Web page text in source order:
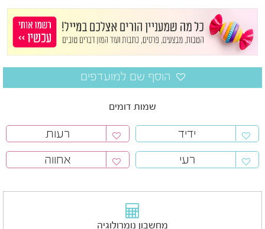
שמות דומים
ידיד
רעות
רעי
אחווה
מחשבון נומרולוגיה